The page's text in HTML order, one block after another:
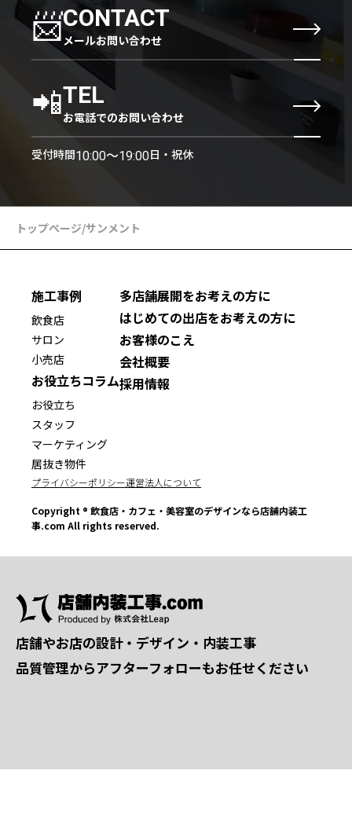
📨CONTACT
メールお問い合わせ
📲TEL
お電話でのお問い合わせ
受付時間10:00〜19:00日・祝休
トップページ/サンメント
施工事例
飲食店
サロン
小売店
お役立ちコラム
お役立ち
スタッフ
マーケティング
居抜き物件
多店舗展開をお考えの方に
はじめての出店をお考えの方に
お客様のこえ
会社概要
採用情報
プライバシーポリシー運営法人について
Copyright ® 飲食店・カフェ・美容室のデザインなら店舗内装工
事.com All rights reserved.
店舗やお店の設計・デザイン・内装工事
品質管理からアフターフォローもお任せください